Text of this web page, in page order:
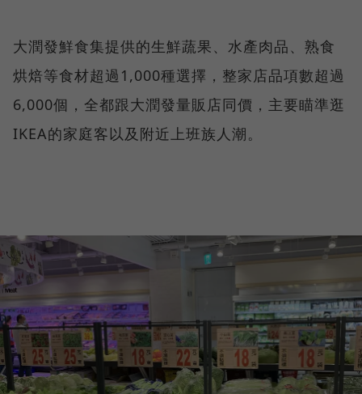
大潤發鮮食集提供的生鮮蔬果、水產肉品、熟食
烘焙等食材超過1,000種選擇，整家店品項數超過
6,000個，全都跟大潤發量販店同價，主要瞄準逛
IKEA的家庭客以及附近上班族人潮。